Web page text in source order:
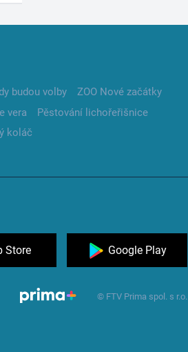
budou volby
ZOO Nové začátky
vera
Pěstování lichořeřišnice
koláč
Store Google Play
© FTV Prima spol. s r.o.